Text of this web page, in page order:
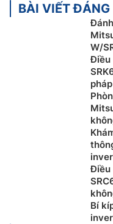
Dựa trên nguyên lý
phản lực trong việc
(Computational Fluid
nghệ tiên tiến với
trong việc sản sinh
đều đến mọi ngõ
điện năng thấp nhất.
BÀI VIẾT
W/
Điều
Điều
Bí